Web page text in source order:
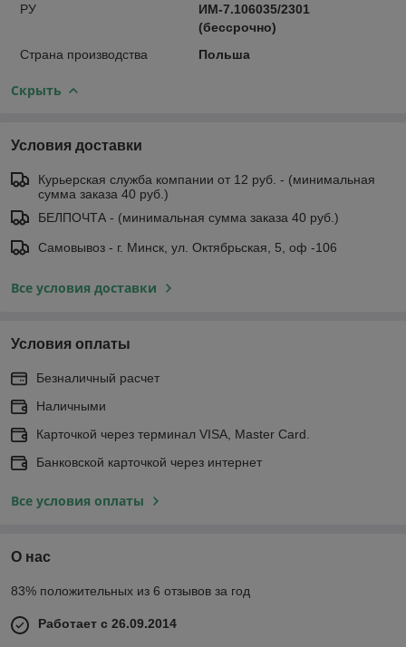
РУ
ИМ-7.106035/2301
(бессрочно)
Страна производства
Польша
Скрыть
Условия доставки
Курьерская служба компании от 12 руб. - (минимальная
сумма заказа 40 руб.)
БЕЛПОЧТА - (минимальная сумма заказа 40 руб.)
Самовывоз - г. Минск, ул. Октябрьская, 5, оф -106
Все условия доставки
Условия оплаты
Безналичный расчет
Наличными
Карточкой через терминал VISA, Master Card.
Банковской карточкой через интернет
Все условия оплаты
О нас
83% положительных из 6 отзывов за год
Работает с 26.09.2014